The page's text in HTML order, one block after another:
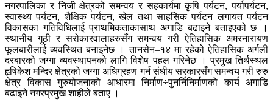
नगरपालिका र निजी क्षेत्रको समन्वय र सहकार्यमा कृषि पर्यटन, पर्यापर्यटन,
स्वास्थ्य पर्यटन, शैक्षिक पर्यटन, खेल तथा साहसिक पर्यटन लगायत पर्यटन
विकासका गतिविधिलाई प्राथमिकताकासाथ अगाडि बढाइने बताइएको छ ।
स्थानीय गुठी र सरोकारवालाहरुसँग समन्वय गरी ऐतिहासिक अमरनारायण
फूलबारीलाई व्यवस्थित बनाइनेछ । तानसेन–१४ मा रहेको ऐतिहासिक अर्गली
दरबारको जग्गा व्यवस्थापनको लागि विशेष पहल गरिनेछ । प्रमुख तिर्थस्थल
हृषिकेश मन्दिर क्षेत्रको जग्गा अधिग्रहण गर्न संघीय सरकारसँग समन्वय गरी रुरु
क्षेत्र विकास गुरुयोजनाको आधारमा निर्माण÷पुनर्निनिर्माणको कार्य अगाडि
बढाइने नगरप्रमुख शाहीले बताए ।